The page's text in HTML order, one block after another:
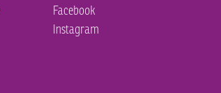
Facebook
Instagram